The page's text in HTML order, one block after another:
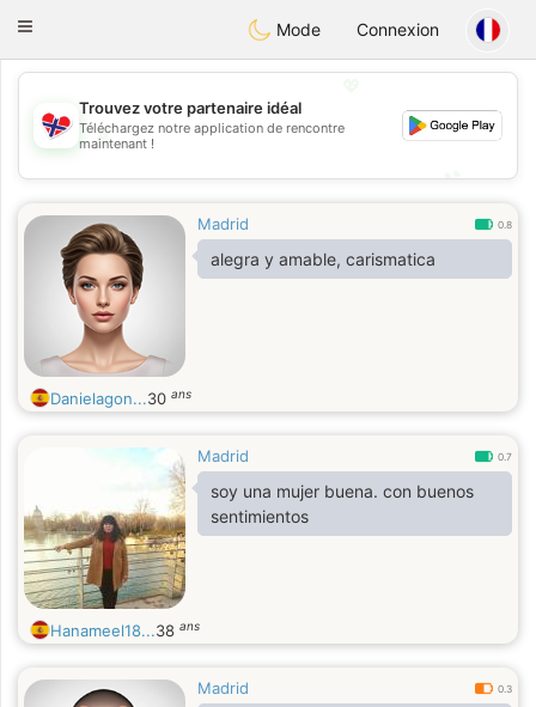
EkteNordmenn
Toggle
Mode Connexion
💖
💕
Trouvez votre partenaire idéal
Téléchargez notre application de rencontre
maintenant !
Madrid 0.8
alegra y amable, carismatica
Danielagon...30 ans
Madrid 0.7
soy una mujer buena. con buenos
sentimientos
Hanameel18...38 ans
Madrid 0.3